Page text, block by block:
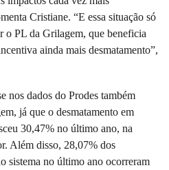
Cristiane. “E essa situação só
o PL da Grilagem, que beneficia
ainda mais desmatamento”,
nos dados do Prodes também
já que o desmatamento em
30,47% no último ano, na
Além disso, 28,07% dos
sistema no último ano ocorreram